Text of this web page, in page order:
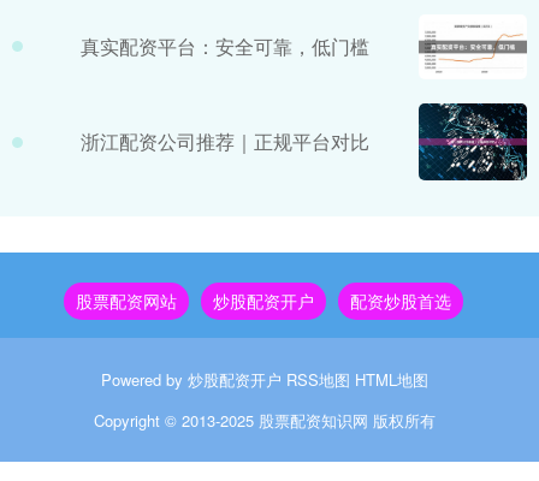
真实配资平台：安全可靠，低门槛
浙江配资公司推荐｜正规平台对比
股票配资网站 炒股配资开户 配资炒股首选
Powered by 炒股配资开户 RSS地图 HTML地图
Copyright © 2013-2025 股票配资知识网 版权所有